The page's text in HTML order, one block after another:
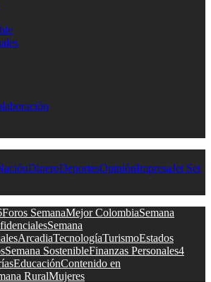
DineroDeportesOpiniónImpresaJet Set
Foros SemanaMejor ColombiaSemana
Semana
ArcadiaTecnologíaTurismoEstados
Semana SostenibleFinanzas Personales4
EducaciónContenido en
RuralMujeres